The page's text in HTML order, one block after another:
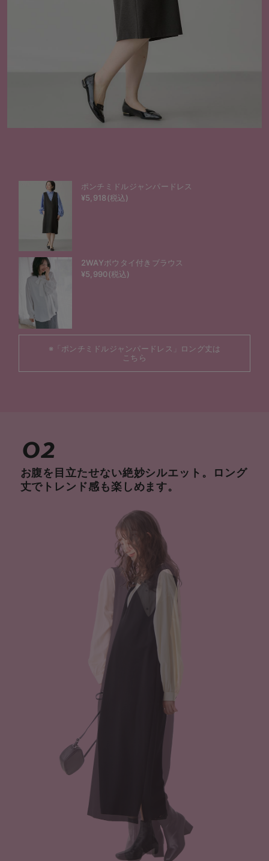
ポンチミドルジャンパードレス
¥5,918(税込)
2WAYボウタイ付きブラウス
¥5,990(税込)
※「ポンチミドルジャンパードレス」ロング丈は
こちら
02
お腹を目立たせない絶妙シルエット。ロング
丈でトレンド感も楽しめます。